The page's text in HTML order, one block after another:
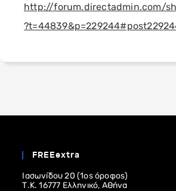
http://forum.directadmin.com/
FREEextra
Ιασωνίδου 20 (1ος όροφος)
Τ.Κ. 16777 Ελληνικό, Αθήνα